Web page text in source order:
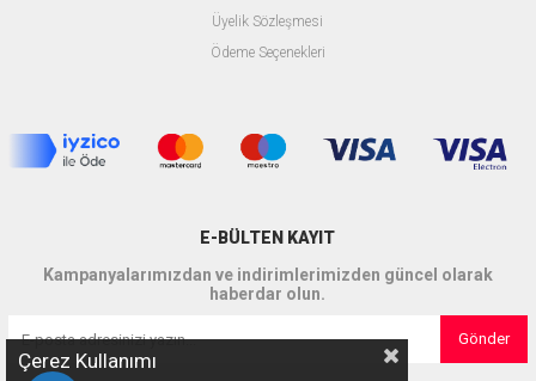
Üyelik Sözleşmesi
Ödeme Seçenekleri
E-BÜLTEN KAYIT
Kampanyalarımızdan ve indirimlerimizden güncel olarak
haberdar olun.
Gönder
Çerez Kullanımı